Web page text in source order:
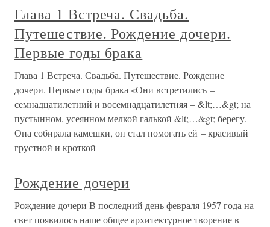
Глава 1 Встреча. Свадьба.
Путешествие. Рождение дочери.
Первые годы брака
Глава 1 Встреча. Свадьба. Путешествие. Рождение
дочери. Первые годы брака «Они встретились –
семнадцатилетний и восемнадцатилетняя – &lt;…&gt; на
пустынном, усеянном мелкой галькой &lt;…&gt; берегу.
Она собирала камешки, он стал помогать ей – красивый
грустной и кроткой
Рождение дочери
Рождение дочери В последний день февраля 1957 года на
свет появилось наше общее архитектурное творение в